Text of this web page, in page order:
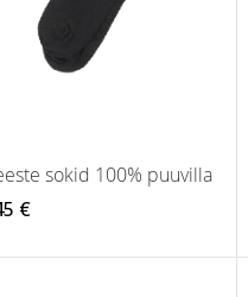
sokid 100% puuvilla
€